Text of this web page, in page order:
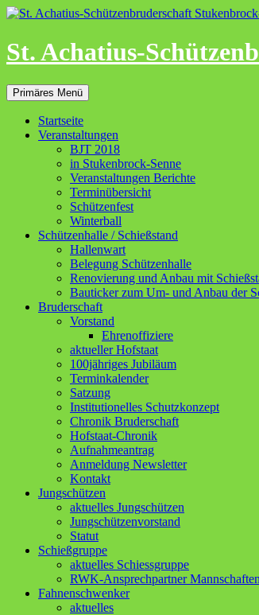
Zum
springen
St. Achatius-
Suchen
Primäres Menü
Startseite
Veranstaltungen
BJT 2018
in Stukenbrock-Senne
Veranstaltungen Berichte
Terminübersicht
Schützenfest
Winterball
Schützenhalle / Schießstand
Hallenwart
Belegung Schützenhalle
Renovierung und Anbau mit
Bauticker zum Um- und Anbau der
Bruderschaft
Vorstand
Ehrenoffiziere
aktueller Hofstaat
100jähriges Jubiläum
Terminkalender
Satzung
Institutionelles Schutzkonzept
Chronik Bruderschaft
Hofstaat-Chronik
Aufnahmeantrag
Anmeldung Newsletter
Kontakt
Jungschützen
aktuelles Jungschützen
Jungschützenvorstand
Statut
Schießgruppe
aktuelles Schiessgruppe
RWK-Ansprechpartner Mannschaften
Fahnenschwenker
aktuelles